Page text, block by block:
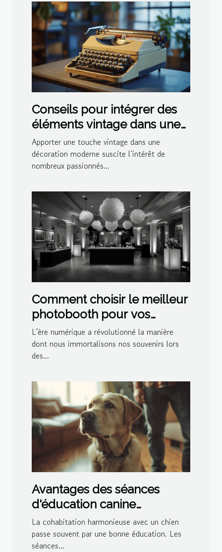
Conseils pour intégrer des
éléments vintage dans une
décoration moderne
Apporter une touche vintage dans une
décoration moderne suscite l’intérêt de
nombreux passionnés...
Comment choisir le meilleur
photobooth pour vos
événements spéciaux
L'ère numérique a révolutionné la manière
dont nous immortalisons nos souvenirs lors
des...
Avantages des séances
d'éducation canine
personnalisées à domicile
La cohabitation harmonieuse avec un chien
passe souvent par une bonne éducation. Les
séances...